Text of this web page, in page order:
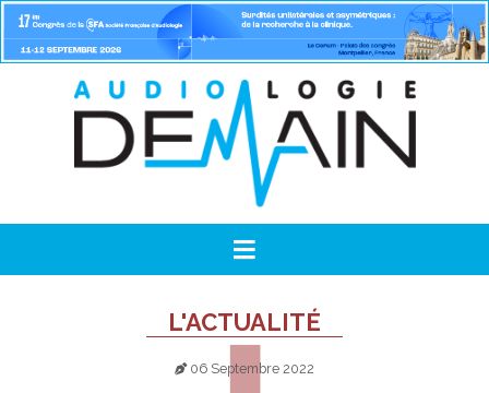
L'ACTUALITÉ
06 Septembre 2022